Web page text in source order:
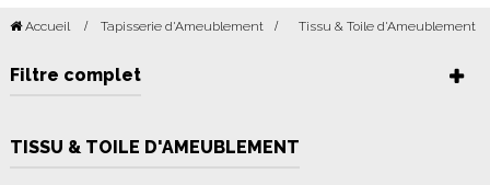
Accueil Tapisserie d'Ameublement > Tissu & Toile d'Ameublement
Filtre complet
TISSU & TOILE D'AMEUBLEMENT